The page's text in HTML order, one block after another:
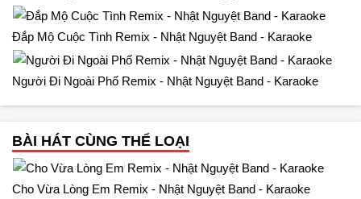
Đắp Mộ Cuộc Tình Remix - Nhật Nguyệt Band - Karaoke
Người Đi Ngoài Phố Remix - Nhật Nguyệt Band - Karaoke
BÀI HÁT CÙNG THỂ LOẠI
Cho Vừa Lòng Em Remix - Nhật Nguyệt Band - Karaoke